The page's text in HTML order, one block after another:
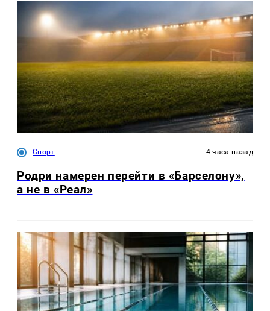
Спорт 4 часа назад
Родри намерен перейти в «Барселону»,
а не в «Реал»